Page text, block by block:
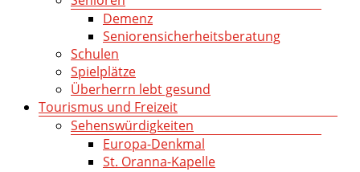
Demenz
Seniorensicherheitsberatung
Schulen
Spielplätze
Überherrn lebt gesund
Tourismus und Freizeit
Sehenswürdigkeiten
Europa-Denkmal
St. Oranna-Kapelle